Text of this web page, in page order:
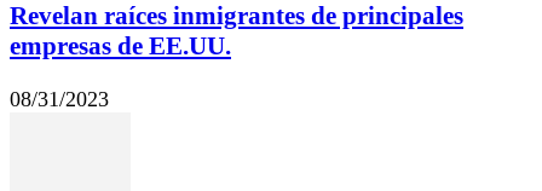
Revelan raíces inmigrantes de principales
empresas de EE.UU.
08/31/2023